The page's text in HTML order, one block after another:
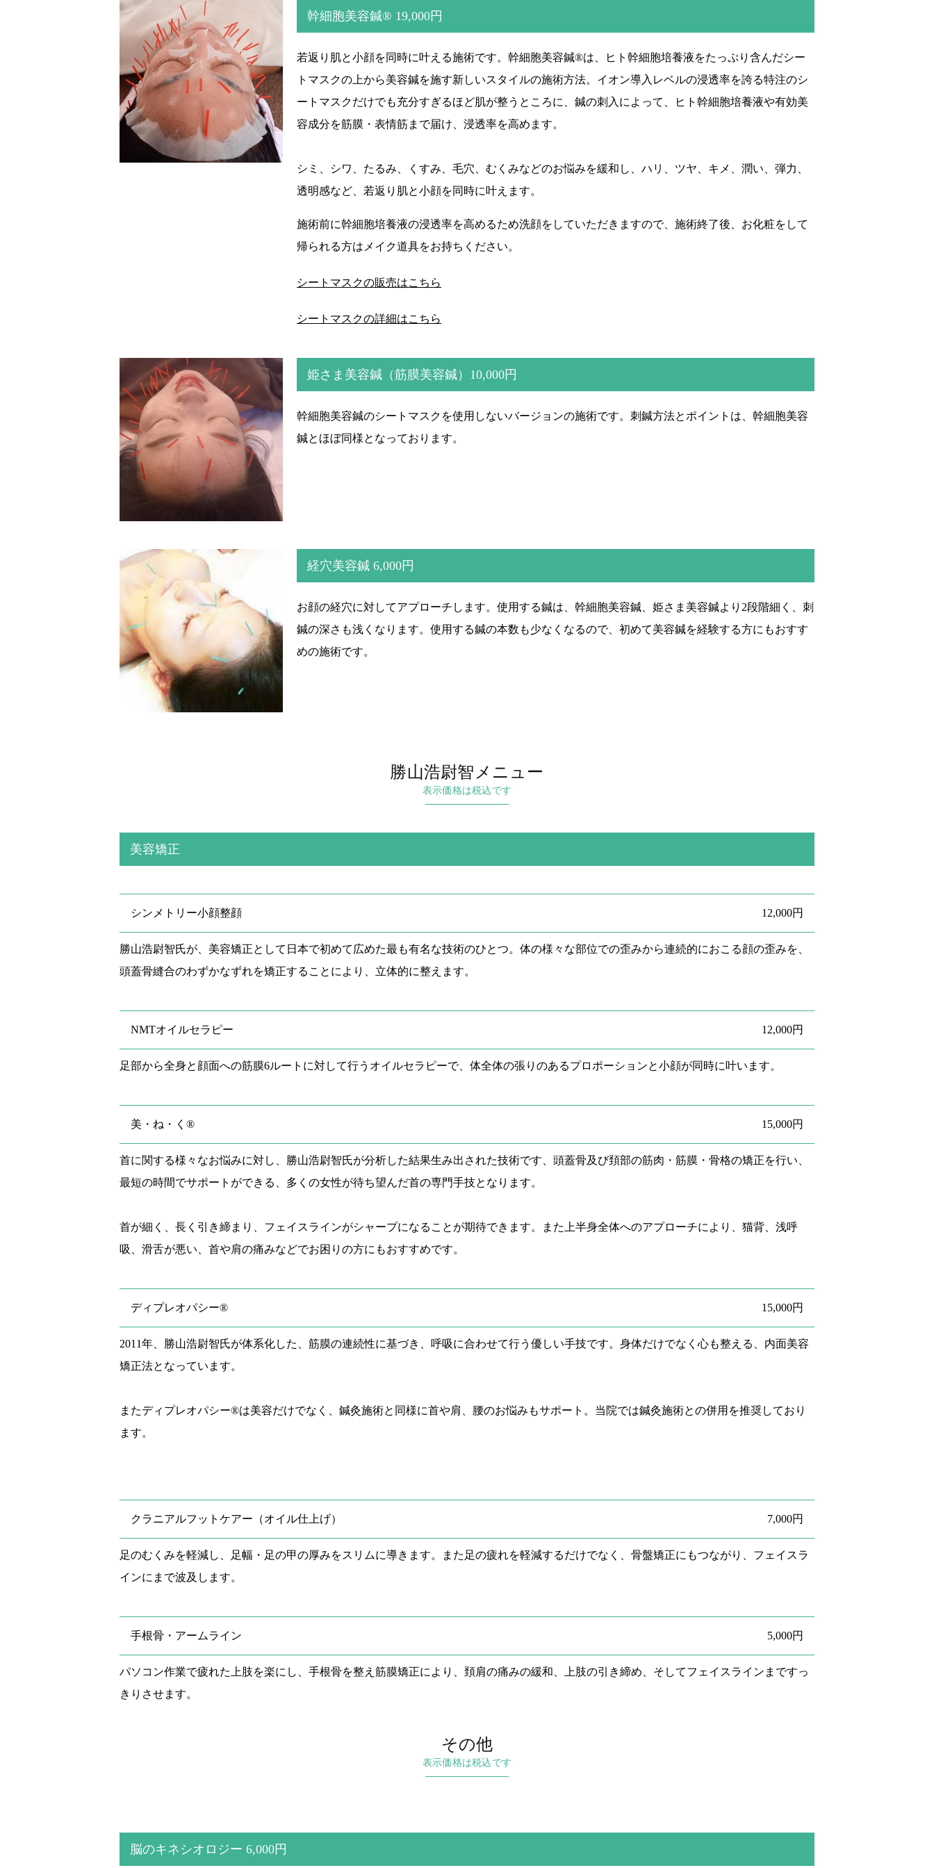
幹細胞美容鍼® 19,000円
若返り肌と小顔を同時に叶える施術です。幹細胞美容鍼®は、ヒト幹細胞培養液をたっぷり含んだシー
トマスクの上から美容鍼を施す新しいスタイルの施術方法。イオン導入レベルの浸透率を誇る特注のシ
ートマスクだけでも充分すぎるほど肌が整うところに、鍼の刺入によって、ヒト幹細胞培養液や有効美
容成分を筋膜・表情筋まで届け、浸透率を高めます。
シミ、シワ、たるみ、くすみ、毛穴、むくみなどのお悩みを緩和し、ハリ、ツヤ、キメ、潤い、弾力、
透明感など、若返り肌と小顔を同時に叶えます。
施術前に幹細胞培養液の浸透率を高めるため洗顔をしていただきますので、施術終了後、お化粧をして
帰られる方はメイク道具をお持ちください。
シートマスクの販売はこちら
シートマスクの詳細はこちら
姫さま美容鍼（筋膜美容鍼）10,000円
幹細胞美容鍼のシートマスクを使用しないバージョンの施術です。刺鍼方法とポイントは、幹細胞美容
鍼とほぼ同様となっております。
経穴美容鍼 6,000円
お顔の経穴に対してアプローチします。使用する鍼は、幹細胞美容鍼、姫さま美容鍼より2段階細く、刺
鍼の深さも浅くなります。使用する鍼の本数も少なくなるので、初めて美容鍼を経験する方にもおすす
めの施術です。
勝山浩尉智メニュー
表示価格は税込です
美容矯正
シンメトリー小顔整顔 12,000円
勝山浩尉智氏が、美容矯正として日本で初めて広めた最も有名な技術のひとつ。体の様々な部位での歪みから連続的におこる顔の歪みを、
頭蓋骨縫合のわずかなずれを矯正することにより、立体的に整えます。
NMTオイルセラピー 12,000円
足部から全身と顔面への筋膜6ルートに対して行うオイルセラピーで、体全体の張りのあるプロポーションと小顔が同時に叶います。
美・ね・く® 15,000円
首に関する様々なお悩みに対し、勝山浩尉智氏が分析した結果生み出された技術です、頭蓋骨及び頚部の筋肉・筋膜・骨格の矯正を行い、
最短の時間でサポートができる、多くの女性が待ち望んだ首の専門手技となります。
首が細く、長く引き締まり、フェイスラインがシャープになることが期待できます。また上半身全体へのアプローチにより、猫背、浅呼
吸、滑舌が悪い、首や肩の痛みなどでお困りの方にもおすすめです。
ディプレオパシー® 15,000円
2011年、勝山浩尉智氏が体系化した、筋膜の連続性に基づき、呼吸に合わせて行う優しい手技です。身体だけでなく心も整える、内面美容
矯正法となっています。
またディプレオパシー®は美容だけでなく、鍼灸施術と同様に首や肩、腰のお悩みもサポート。当院では鍼灸施術との併用を推奨しており
ます。
クラニアルフットケアー（オイル仕上げ） 7,000円
足のむくみを軽減し、足幅・足の甲の厚みをスリムに導きます。また足の疲れを軽減するだけでなく、骨盤矯正にもつながり、フェイスラ
インにまで波及します。
手根骨・アームライン 5,000円
パソコン作業で疲れた上肢を楽にし、手根骨を整え筋膜矯正により、頚肩の痛みの緩和、上肢の引き締め、そしてフェイスラインまですっ
きりさせます。
その他
表示価格は税込です
脳のキネシオロジー 6,000円